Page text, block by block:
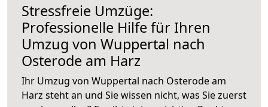
Stressfreie Umzüge:
Professionelle Hilfe für Ihren
Umzug von Wuppertal nach
Osterode am Harz
Ihr Umzug von Wuppertal nach Osterode am
Harz steht an und Sie wissen nicht, was Sie zuerst